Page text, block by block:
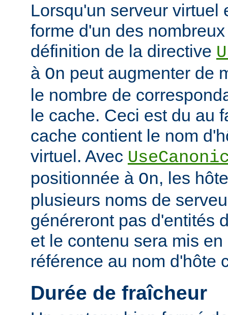
Lorsqu'un serveur virtuel
forme d'un des
définition de la directive
à On peut augmenter de
le nombre de
le cache. Ceci est du au
cache contient le nom
virtuel. Avec
positionnée à On, les
plusieurs noms de
généreront pas d'entités
et le contenu sera mis
référence au nom d'hôte
Durée de fraîcheur